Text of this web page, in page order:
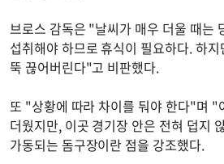
브로스 감독은 "날씨가 매우 더울 때는
섭취해야 하므로 휴식이 필요하다. 하
뚝 끊어버린다"고 비판했다.
또 "상황에 따라 차이를 둬야 한다"며 "
더웠지만, 이곳 경기장 안은 전혀 덥지
가동되는 돔구장이란 점을 강조했다.